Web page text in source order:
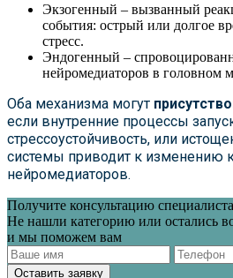
Экзогенный – вызванный
события: острый или долгое
стресс.
Эндогенный –
нейромедиаторов в головном
Оба механизма могут
если внутренние процессы
стрессоустойчивость, или
системы приводит к изменению
нейромедиаторов.
Получите консультацию
Не нашли категорию или остались
и мы поможем вам
Оставить заявку